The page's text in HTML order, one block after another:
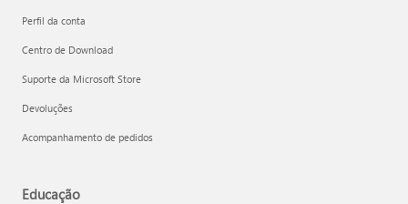
Perfil da conta
Centro de Download
Suporte da Microsoft Store
Devoluções
Acompanhamento de pedidos
Educação